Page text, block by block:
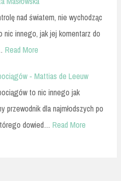
nad światem, nie wychodząc
nic innego, jak jej komentarz do
Read More
- Mattias de Leeuw
to nic innego jak
przewodnik dla najmłodszych po
dowied… Read More